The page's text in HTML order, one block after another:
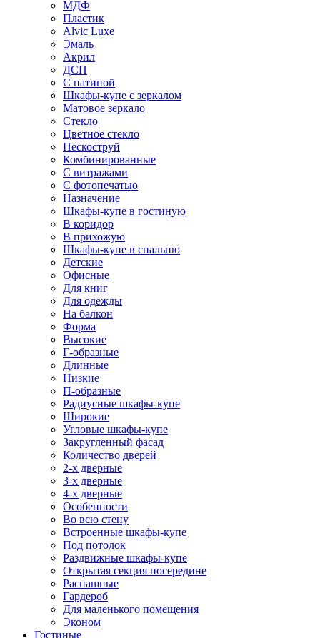
МДФ
Пластик
Alvic Luxe
Эмаль
Акрил
ДСП
С патиной
Шкафы-купе с зеркалом
Матовое зеркало
Стекло
Цветное стекло
Пескоструй
Комбинированные
С витражами
С фотопечатью
Назначение
Шкафы-купе в гостиную
В коридор
В прихожую
Шкафы-купе в спальню
Детские
Офисные
Для книг
Для одежды
На балкон
Форма
Высокие
Г-образные
Длинные
Низкие
П-образные
Радиусные шкафы-купе
Широкие
Угловые шкафы-купе
Закругленный фасад
Количество дверей
2-х дверные
3-х дверные
4-х дверные
Особенности
Во всю стену
Встроенные шкафы-купе
Под потолок
Раздвижные шкафы-купе
Открытая секция посередине
Распашные
Гардероб
Для маленького помещения
Эконом
Гостиные